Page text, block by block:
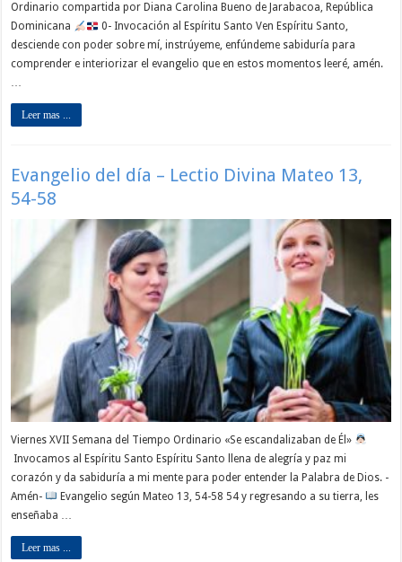
Ordinario compartida por Diana Carolina Bueno de Jarabacoa, República
Dominicana
0- Invocación al Espíritu Santo Ven Espíritu Santo,
desciende con poder sobre mí, instrúyeme, enfúndeme sabiduría para
comprender e interiorizar el evangelio que en estos momentos leeré, amén.
…
Leer mas ...
Evangelio del día – Lectio Divina Mateo 13,
54-58
Viernes XVII Semana del Tiempo Ordinario «Se escandalizaban de Él»
Invocamos al Espíritu Santo Espíritu Santo llena de alegría y paz mi
corazón y da sabiduría a mi mente para poder entender la Palabra de Dios. -
Amén-
Evangelio según Mateo 13, 54-58 54 y regresando a su tierra, les
enseñaba …
Leer mas ...